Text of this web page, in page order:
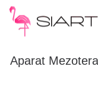
Aparat